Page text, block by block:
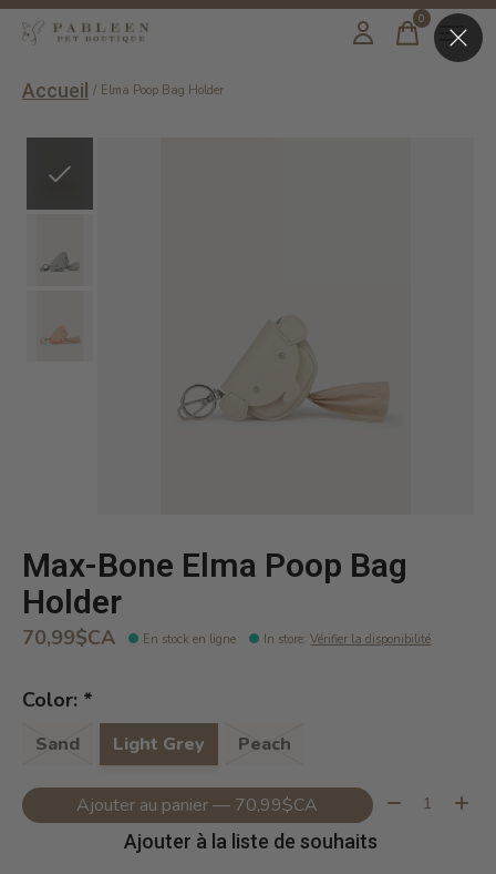
0items
Accueil / Elma Poop Bag Holder
Max-Bone Elma Poop Bag
Holder
70,99$CA En stock en ligne In store:Vérifier la disponibilité
Color: *
Sand Light Grey Peach
Ajouter au panier — 70,99$CA Quantité:
Ajouter à la liste de souhaits